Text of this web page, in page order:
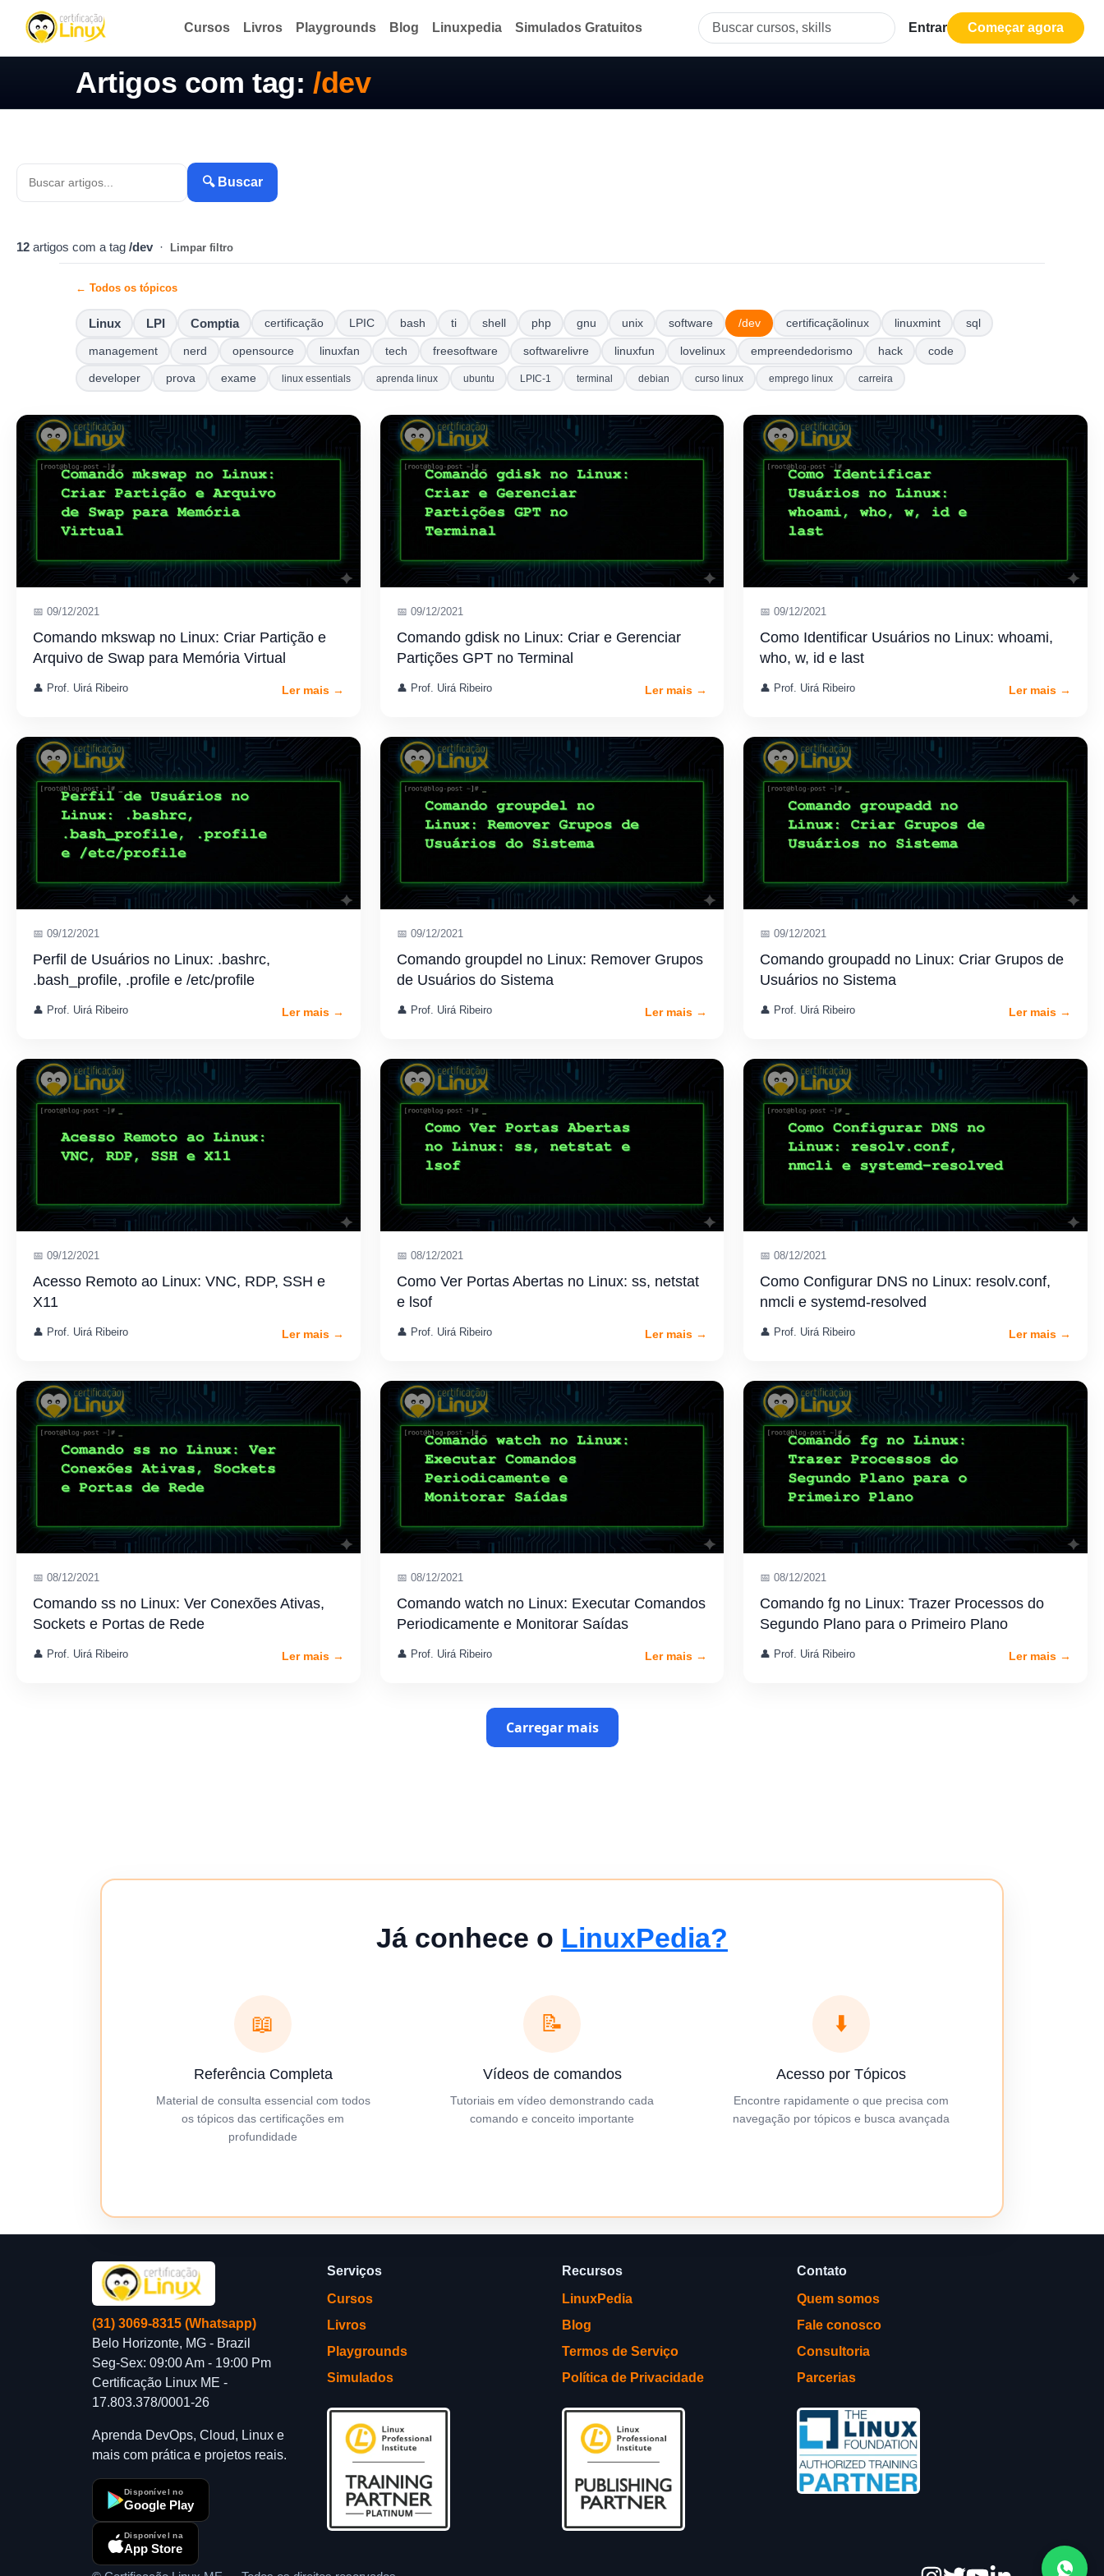
Cursos Livros Playgrounds Blog Linuxpedia Simulados Gratuitos Entrar Começar agora
Artigos com tag:/dev
🔍 Buscar
12 artigos com a tag /dev · Limpar filtro
← Todos os tópicos
Linux LPI Comptia certificação LPIC bash ti shell php gnu unix software /dev certificaçãolinux linuxmint sql
management nerd opensource linuxfan tech freesoftware softwarelivre linuxfun lovelinux empreendedorismo hack code
developer prova exame linux essentials aprenda linux ubuntu LPIC-1 terminal debian curso linux emprego linux carreira
📅 09/12/2021
Comando mkswap no Linux: Criar Partição e
Arquivo de Swap para Memória Virtual
👤 Prof. Uirá Ribeiro Ler mais →
📅 09/12/2021
Comando gdisk no Linux: Criar e Gerenciar
Partições GPT no Terminal
👤 Prof. Uirá Ribeiro Ler mais →
📅 09/12/2021
Como Identificar Usuários no Linux: whoami,
who, w, id e last
👤 Prof. Uirá Ribeiro Ler mais →
📅 09/12/2021
Perfil de Usuários no Linux: .bashrc,
.bash_profile, .profile e /etc/profile
👤 Prof. Uirá Ribeiro Ler mais →
📅 09/12/2021
Comando groupdel no Linux: Remover Grupos
de Usuários do Sistema
👤 Prof. Uirá Ribeiro Ler mais →
📅 09/12/2021
Comando groupadd no Linux: Criar Grupos de
Usuários no Sistema
👤 Prof. Uirá Ribeiro Ler mais →
📅 09/12/2021
Acesso Remoto ao Linux: VNC, RDP, SSH e
X11
👤 Prof. Uirá Ribeiro Ler mais →
📅 08/12/2021
Como Ver Portas Abertas no Linux: ss, netstat
e lsof
👤 Prof. Uirá Ribeiro Ler mais →
📅 08/12/2021
Como Configurar DNS no Linux: resolv.conf,
nmcli e systemd-resolved
👤 Prof. Uirá Ribeiro Ler mais →
📅 08/12/2021
Comando ss no Linux: Ver Conexões Ativas,
Sockets e Portas de Rede
👤 Prof. Uirá Ribeiro Ler mais →
📅 08/12/2021
Comando watch no Linux: Executar Comandos
Periodicamente e Monitorar Saídas
👤 Prof. Uirá Ribeiro Ler mais →
📅 08/12/2021
Comando fg no Linux: Trazer Processos do
Segundo Plano para o Primeiro Plano
👤 Prof. Uirá Ribeiro Ler mais →
Carregar mais
Já conhece o LinuxPedia?
📖
Referência Completa
Material de consulta essencial com todos
os tópicos das certificações em
profundidade
📝
Vídeos de comandos
Tutoriais em vídeo demonstrando cada
comando e conceito importante
⬇️
Acesso por Tópicos
Encontre rapidamente o que precisa com
navegação por tópicos e busca avançada
(31) 3069-8315 (Whatsapp)
Belo Horizonte, MG - Brazil
Seg-Sex: 09:00 Am - 19:00 Pm
Certificação Linux ME -
17.803.378/0001-26
Aprenda DevOps, Cloud, Linux e
mais com prática e projetos reais.
Disponível no
Google Play
Disponível na
App Store
Serviços
Cursos
Livros
Playgrounds
Simulados
Recursos
LinuxPedia
Blog
Termos de Serviço
Política de Privacidade
Contato
Quem somos
Fale conosco
Consultoria
Parcerias